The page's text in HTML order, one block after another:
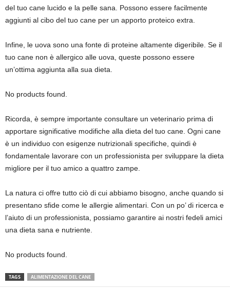
del tuo cane lucido e la pelle sana. Possono essere facilmente
aggiunti al cibo del tuo cane per un apporto proteico extra.
Infine, le uova sono una fonte di proteine altamente digeribile. Se il
tuo cane non è allergico alle uova, queste possono essere
un’ottima aggiunta alla sua dieta.
No products found.
Ricorda, è sempre importante consultare un veterinario prima di
apportare significative modifiche alla dieta del tuo cane. Ogni cane
è un individuo con esigenze nutrizionali specifiche, quindi è
fondamentale lavorare con un professionista per sviluppare la dieta
migliore per il tuo amico a quattro zampe.
La natura ci offre tutto ciò di cui abbiamo bisogno, anche quando si
presentano sfide come le allergie alimentari. Con un po’ di ricerca e
l’aiuto di un professionista, possiamo garantire ai nostri fedeli amici
una dieta sana e nutriente.
No products found.
TAGS ALIMENTAZIONE DEL CANE